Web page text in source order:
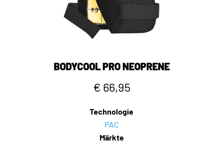
BODYCOOL PRO NEOPRENE
€ 66,95
Technologie
PAC
Märkte